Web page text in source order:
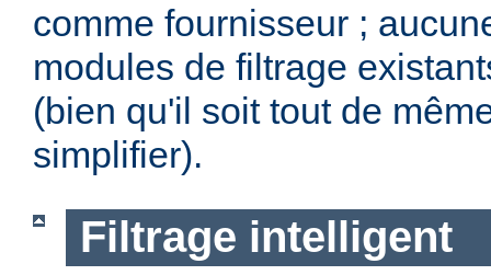
comme fournisseur ;
modules de filtrage
(bien qu'il soit tout de
simplifier).
Filtrage intelligent